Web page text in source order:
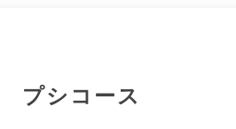
プシコース